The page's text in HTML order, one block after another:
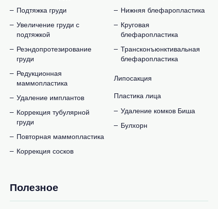
Подтяжка груди
Увеличение груди с
подтяжкой
Реэндопротезирование
груди
Редукционная
маммопластика
Удаление имплантов
Коррекция тубулярной
груди
Повторная маммопластика
Коррекция сосков
Нижняя блефаропластика
Круговая
блефаропластика
Трансконъюнктивальная
блефаропластика
Липосакция
Пластика лица
Удаление комков Биша
Булхорн
Полезное